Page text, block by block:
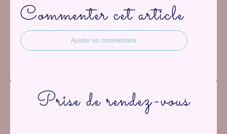
Commenter cet article
Ajouter un commentaire
Prise de rendez-vous